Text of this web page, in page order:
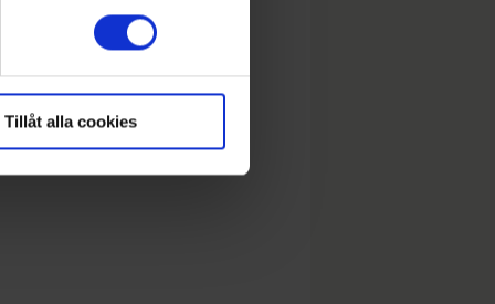
Tillåt alla cookies